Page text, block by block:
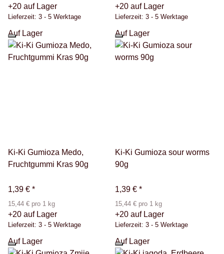
+20 auf Lager
Lieferzeit: 3 - 5 Werktage
+20 auf Lager
Lieferzeit: 3 - 5 Werktage
Auf Lager
Ki-Ki Gumioza Medo,
Fruchtgummi Kras 90g
1,39 € *
15,44 € pro 1 kg
+20 auf Lager
Lieferzeit: 3 - 5 Werktage
Auf Lager
Ki-Ki Gumioza sour worms
90g
1,39 € *
15,44 € pro 1 kg
+20 auf Lager
Lieferzeit: 3 - 5 Werktage
Auf Lager Auf Lager